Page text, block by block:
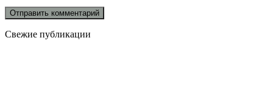
Свежие публикации